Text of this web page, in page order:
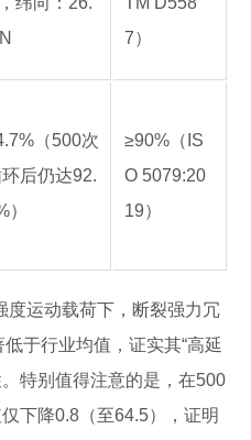
7）
（500次
后仍达92.
）
≥90%（IS
O 5079:20
19）
度运动载荷下，断裂强力冗
于行业均值，证实其“高延
特别值得注意的是，在500
下降0.8（至64.5），证明